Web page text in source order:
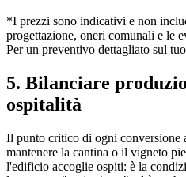
*I prezzi sono indicativi e non
progettazione, oneri comunali e le
Per un preventivo dettagliato sul
5. Bilanciare
ospitalità
Il punto critico di ogni conversione
mantenere la cantina o il vigneto
l'edificio accoglie ospiti: è la